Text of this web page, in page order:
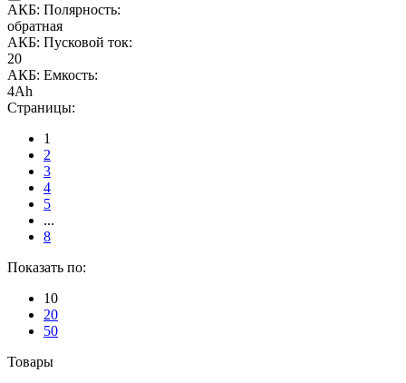
АКБ: Полярность:
обратная
АКБ: Пусковой ток:
20
АКБ: Емкость:
4Ah
Страницы:
1
2
3
4
5
...
8
Показать по:
10
20
50
Товары